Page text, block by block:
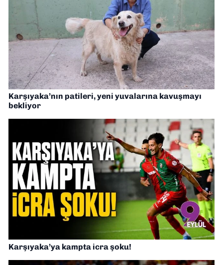
Karşıyaka’nın patileri, yeni yuvalarına kavuşmayı
bekliyor
Karşıyaka’ya kampta icra şoku!